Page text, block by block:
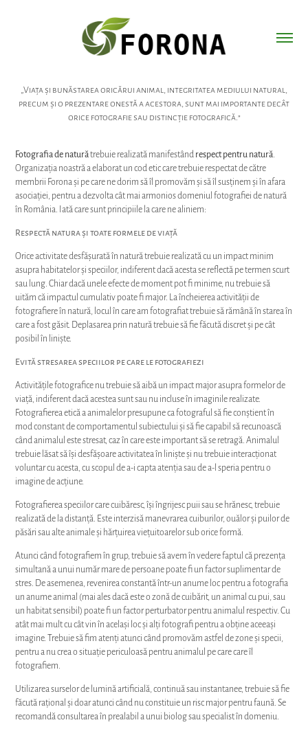
„Viața și bunăstarea oricărui animal, integritatea mediului natural,
precum și o prezentare onestă a acestora, sunt mai importante decât
orice fotografie sau distincție fotografică.”
Fotografia de naturătrebuie realizată manifestândrespect pentru natură.
Organizația noastră a elaborat un cod etic care trebuie respectat de către
membrii Forona și pe care ne dorim să îl promovăm și să îl susținem și în afara
asociației, pentru a dezvolta cât mai armonios domeniul fotografiei de natură
în România. Iată care sunt principiile la care ne aliniem:
Respectă natura și toate formele de viață
Orice activitate desfășurată în natură trebuie realizată cu un impact minim
asupra habitatelor și speciilor, indiferent dacă acesta se reflectă pe termen scurt
sau lung. Chiar dacă unele efecte de moment pot fi minime, nu trebuie să
uităm că impactul cumulativ poate fi major. La încheierea activității de
fotografiere în natură, locul în care am fotografiat trebuie să rămână în starea în
care a fost găsit. Deplasarea prin natură trebuie să fie făcută discret și pe cât
posibil în liniște.
Evită stresarea speciilor pe care le fotografiezi
Activitățile fotografice nu trebuie să aibă un impact major asupra formelor de
viață, indiferent dacă acestea sunt sau nu incluse în imaginile realizate.
Fotografierea etică a animalelor presupune ca fotograful să fie conștient în
mod constant de comportamentul subiectului și să fie capabil să recunoască
când animalul este stresat, caz în care este important să se retragă. Animalul
trebuie lăsat să își desfășoare activitatea în liniște și nu trebuie interacționat
voluntar cu acesta, cu scopul de a-i capta atenția sau de a-l speria pentru o
imagine de acțiune.
Fotografierea speciilor care cuibăresc, își îngrijesc puii sau se hrănesc, trebuie
realizată de la distanță. Este interzisă manevrarea cuiburilor, ouălor și puilor de
păsări sau alte animale și hărțuirea viețuitoarelor sub orice formă.
Atunci când fotografiem în grup, trebuie să avem în vedere faptul că prezența
simultană a unui număr mare de persoane poate fi un factor suplimentar de
stres. De asemenea, revenirea constantă într-un anume loc pentru a fotografia
un anume animal (mai ales dacă este o zonă de cuibărit, un animal cu pui, sau
un habitat sensibil) poate fi un factor perturbator pentru animalul respectiv. Cu
atât mai mult cu cât vin în același loc și alți fotografi pentru a obține aceeași
imagine. Trebuie să fim atenți atunci când promovăm astfel de zone și specii,
pentru a nu crea o situație periculoasă pentru animalul pe care care îl
fotografiem.
Utilizarea surselor de lumină artificială, continuă sau instantanee, trebuie să fie
făcută rațional și doar atunci când nu constituie un risc major pentru faună. Se
recomandă consultarea în prealabil a unui biolog sau specialist în domeniu.